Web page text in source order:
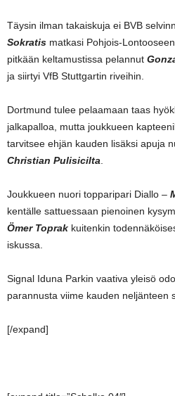
Täysin ilman takaiskuja ei BVB
Sokratis matkasi Pohjois-
pitkään keltamustissa pelannut
ja siirtyi VfB Stuttgartin riveihin.
Dortmund tulee pelaamaan taas
jalkapalloa, mutta joukkueen
tarvitsee ehjän kauden lisäksi apuja
Christian Pulisicilta
Joukkueen nuori topparipari Diallo –
kentälle sattuessaan pienoinen
Ömer Toprak kuitenkin
iskussa.
Signal Iduna Parkin vaativa yleisö
parannusta viime kauden neljänteen
[/expand]